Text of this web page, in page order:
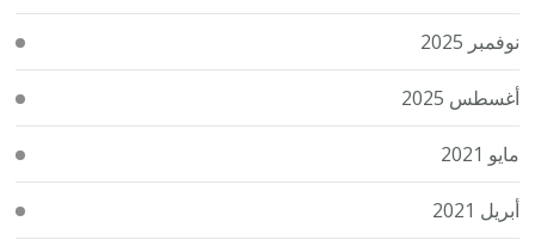
نوفمبر 2025
أغسطس 2025
مايو 2021
أبريل 2021